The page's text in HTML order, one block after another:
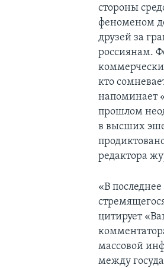
стороны
феноменом
друзей за
россиянам.
кто
напоминает
прошлом
в высших
редактора
«В
цитирует
массовой
между